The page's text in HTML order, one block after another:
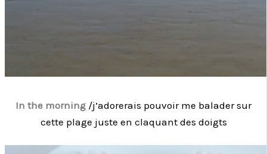
In the morning /j’adorerais pouvoir me balader sur
cette plage juste en claquant des doigts